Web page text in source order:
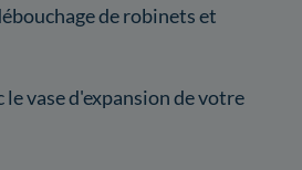
de robinets et
le vase d'expansion de votre